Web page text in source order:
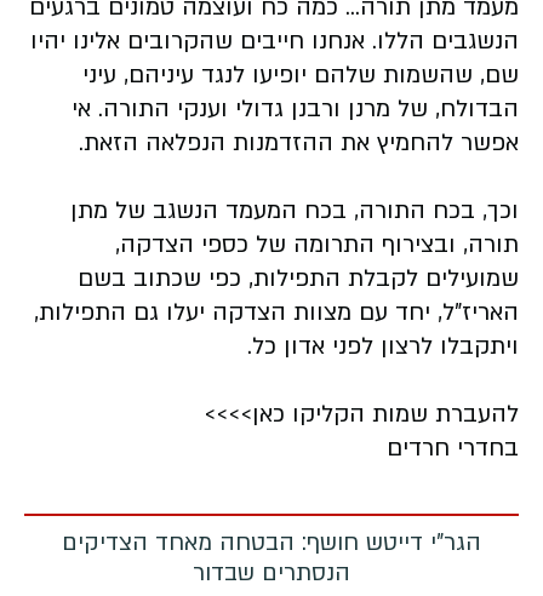
מעמד מתן תורה... כמה כח ועוצמה טמונים ברגעים
הנשגבים הללו. אנחנו חייבים שהקרובים אלינו יהיו
שם, שהשמות שלהם יופיעו לנגד עיניהם, עיני
הבדולח, של מרנן ורבנן גדולי וענקי התורה. אי
אפשר להחמיץ את ההזדמנות הנפלאה הזאת.
וכך, בכח התורה, בכח המעמד הנשגב של מתן
תורה, ובצירוף התרומה של כספי הצדקה,
שמועילים לקבלת התפילות, כפי שכתוב בשם
האריז"ל, יחד עם מצוות הצדקה יעלו גם התפילות,
ויתקבלו לרצון לפני אדון כל.
להעברת שמות הקליקו כאן>>>>
בחדרי חרדים
הגר"י דייטש חושף: הבטחה מאחד הצדיקים
הנסתרים שבדור